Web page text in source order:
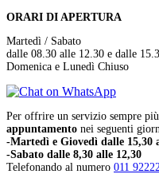
ORARI DI APERTURA
Martedì / Sabato
dalle 08.30 alle 12.30 e dalle
Domenica e Lunedì Chiuso
Per offrire un servizio sempre
appuntamento nei seguenti
-Martedì e Giovedì dalle 15,30
-Sabato dalle 8,30 alle 12,30
Telefonando al numero 011